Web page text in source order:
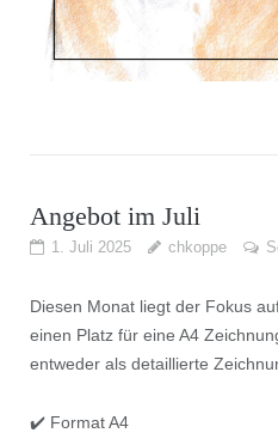
Angebot im Juli
1. Juli 2025 chkoppe
Diesen Monat liegt der Fokus
einen Platz für eine A4
entweder als detaillierte
✔️ Format A4